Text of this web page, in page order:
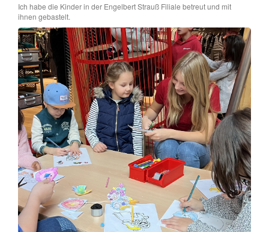
Ich habe die Kinder in der Engelbert Strauß Filiale betreut und mit
ihnen gebastelt.